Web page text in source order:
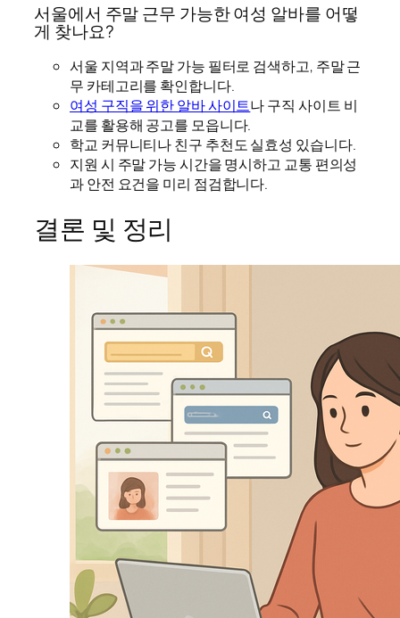
서울에서 주말 근무 가능한 여성 알바를 어떻
게 찾나요?
서울 지역과 주말 가능 필터로 검색하고, 주말 근
무 카테고리를 확인합니다.
여성 구직을 위한 알바 사이트나 구직 사이트 비
교를 활용해 공고를 모읍니다.
학교 커뮤니티나 친구 추천도 실효성 있습니다.
지원 시 주말 가능 시간을 명시하고 교통 편의성
과 안전 요건을 미리 점검합니다.
결론 및 정리